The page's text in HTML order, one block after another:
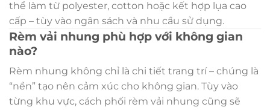
thể làm từ polyester, cotton hoặc kết hợp lụa cao
cấp – tùy vào ngân sách và nhu cầu sử dụng.
Rèm vải nhung phù hợp với không gian
nào?
Rèm nhung không chỉ là chi tiết trang trí – chúng là
“nền” tạo nên cảm xúc cho không gian. Tùy vào
từng khu vực, cách phối rèm vải nhung cũng sẽ